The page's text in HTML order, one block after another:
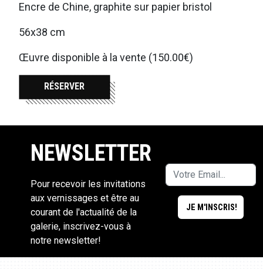
Encre de Chine, graphite sur papier bristol
56x38 cm
Œuvre disponible à la vente (150.00€)
RÉSERVER
NEWSLETTER
Pour recevoir les invitations
aux vernissages et être au
courant de l'actualité de la
galerie, inscrivez-vous à
notre newsletter!